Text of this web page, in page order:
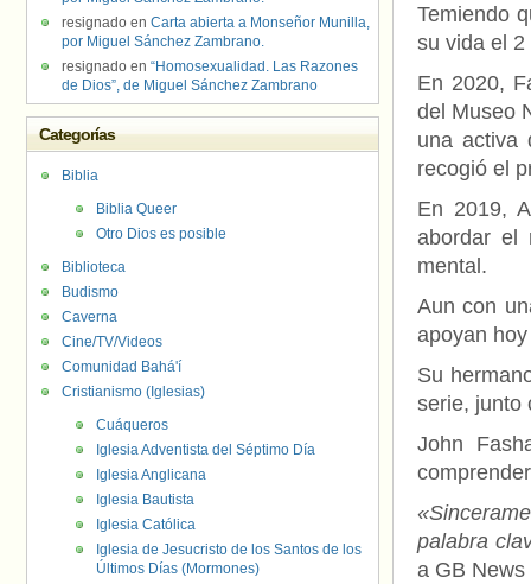
Temiendo
su vida el
En 2020,
del Museo
una activa
recogió el
En 2019,
abordar el
mental.
Aun con
apoyan
Su
serie, junto
John
palabra
a GB
resignado en Carta abierta a Monseñor Munilla,
por Miguel Sánchez Zambrano.
resignado en “Homosexualidad. Las Razones
de Dios”, de Miguel Sánchez Zambrano
Categorías
Biblia
Biblia Queer
Otro Dios es posible
Biblioteca
Budismo
Caverna
Cine/TV/Videos
Comunidad Bahá'í
Cristianismo (Iglesias)
Cuáqueros
Iglesia Adventista del Séptimo Día
Iglesia Anglicana
Iglesia Bautista
Iglesia Católica
Iglesia de Jesucristo de los Santos de los
Últimos Días (Mormones)